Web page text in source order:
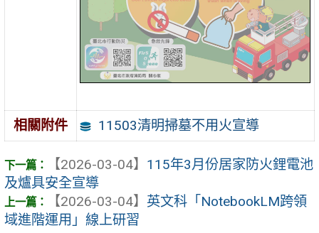
相關附件 11503清明掃墓不用火宣導
【2026-03-04】 115年3月份居家防火鋰電池
及爐具安全宣導
【2026-03-04】 英文科「NotebookLM跨領
域進階運用」線上研習